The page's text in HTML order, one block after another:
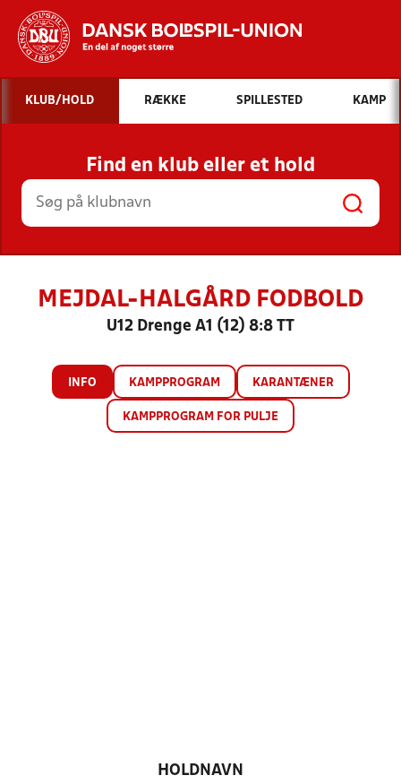
Hvad vil du søge efter?
INDHOLD OG NYHEDER
STILLINGER, RESULTATER, KLUBBER OG
HOLD
KLUB/HOLD RÆKKE SPILLESTED KAMP
Find en klub eller et hold
MEJDAL-HALGÅRD FODBOLD
U12 Drenge A1 (12) 8:8 TT
INFO KAMPPROGRAM KARANTÆNER
KAMPPROGRAM FOR PULJE
HOLDNAVN